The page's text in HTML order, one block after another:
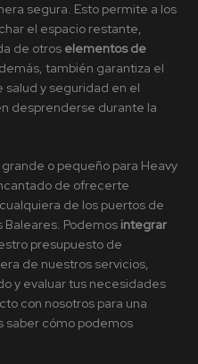
segura. Esto permite a los
el espacio restante,
de otros elementos de
también garantiza el
salud y seguridad en el
desprenderse durante la
o pequeño para Heavy
de ofrecerte
de los puertos de
Baleares. Podemos integrar
presupuesto de
de nuestros servicios,
y evaluar tus necesidades
con nosotros para una
saber cómo podemos